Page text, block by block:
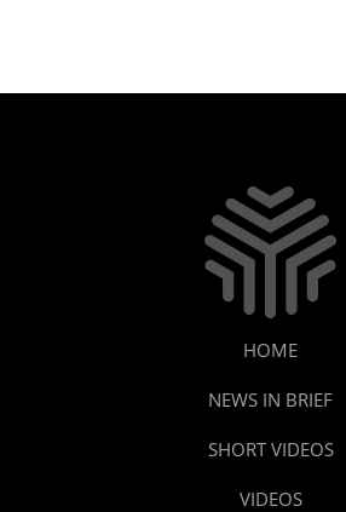
HOME
NEWS IN BRIEF
SHORT VIDEOS
VIDEOS